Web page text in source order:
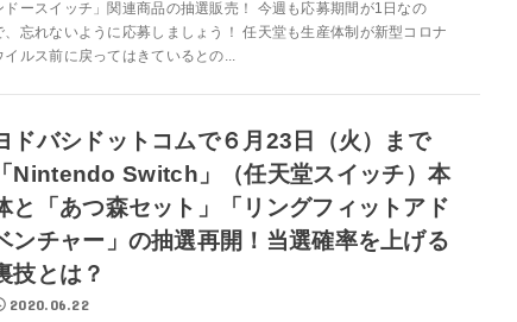
ドースイッチ」関連商品の抽選販売！ 今週も応募期間が1日なの
、忘れないように応募しましょう！ 任天堂も生産体制が新型コロナ
イルス前に戻ってはきているとの...
ドバシドットコムで６月23日（火）まで
Nintendo Switch」（任天堂スイッチ）本
と「あつ森セット」「リングフィットアド
ンチャー」の抽選再開！当選確率を上げる
技とは？
2020.06.22